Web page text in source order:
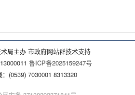
局主办 市政府网站群技术支持
鲁ICP备2025159247号
：(0539) 7030001 8313320